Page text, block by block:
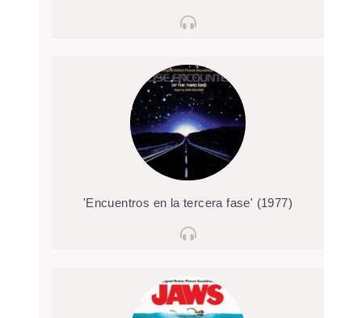
'Encuentros en la tercera fase' (1977)